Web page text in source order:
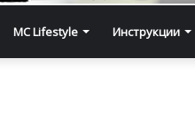
MC Lifestyle Инструкции